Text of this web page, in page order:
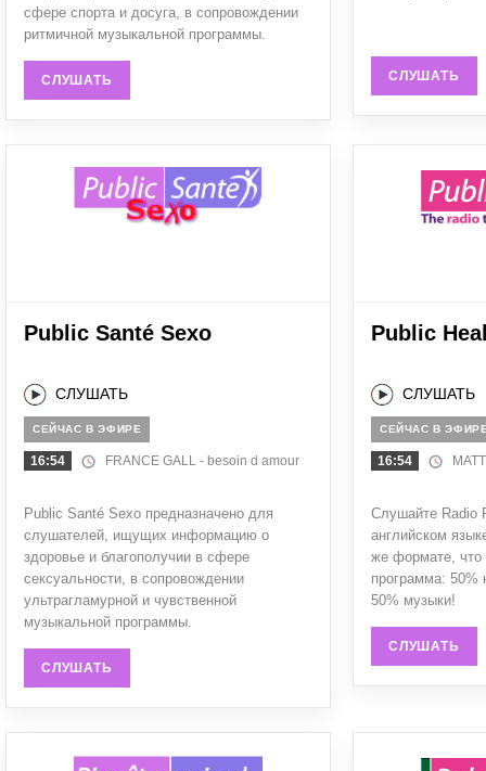
сфере спорта и досуга, в сопровождении
ритмичной музыкальной программы.
СЛУШАТЬ СЛУШАТЬ
Public Santé Sexo
СЛУШАТЬ
СЕЙЧАС В ЭФИРЕ
16:54 FRANCE GALL - besoin d amour
Public Santé Sexo предназначено для
слушателей, ищущих информацию о
здоровье и благополучии в сфере
сексуальности, в сопровождении
ультрагламурной и чувственной
музыкальной программы.
СЛУШАТЬ
Public
СЛУШАТЬ
СЕЙЧАС В
16:54
Слушайте Radio
английском
же формате, что
программа: 50%
50% музыки!
СЛУШАТЬ